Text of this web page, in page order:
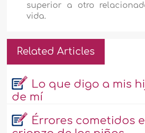
superior a otro
vida.
Related Articles
Lo que digo a mis
de mí
Érrores cometidos